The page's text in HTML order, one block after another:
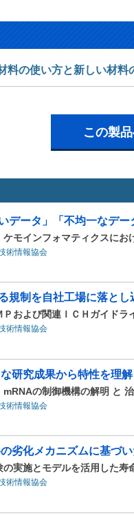
料の使い方と新しい材料
この製
いデータ」「不均一なデ
ケモインフォマティクスに
術情報協会
規制を自社工場に落と
Ｐおよび関連ＩＣＨガイドラ
術情報協会
研究成果から特性を理
mRNAの制御機構の解明 と
術情報協会
劣化メカニズムに基づ
の実施とモデルを活用した寿
術情報協会